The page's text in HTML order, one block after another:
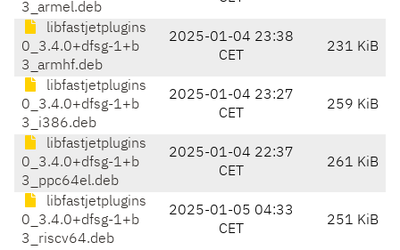
3_armel.deb
libfastjetplugins
0_3.4.0+dfsg-1+b
3_armhf.deb
2025-01-04 23:38
CET
231 KiB
libfastjetplugins
0_3.4.0+dfsg-1+b
3_i386.deb
2025-01-04 23:27
CET
259 KiB
libfastjetplugins
0_3.4.0+dfsg-1+b
3_ppc64el.deb
2025-01-04 22:37
CET
261 KiB
libfastjetplugins
0_3.4.0+dfsg-1+b
3_riscv64.deb
2025-01-05 04:33
CET
251 KiB